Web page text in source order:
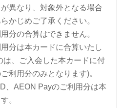
異なり、対象外となる場合
かじめご了承ください。
分の合算はできません。
分は本カードに合算いたし
は、ご入会した本カードに付
利用分のみとなります)。
、AEON Payのご利用分は本
。